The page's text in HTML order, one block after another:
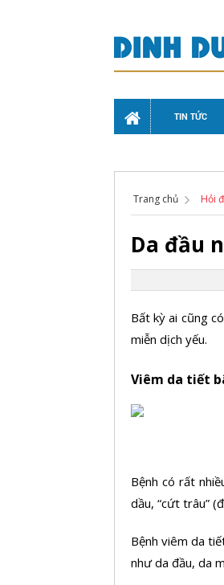
TIN TỨC
Trang chủ Hỏi
Da đầu
Bất kỳ ai cũng
miễn dịch yếu.
Viêm da tiết
Bệnh có rất
dầu, “cứt trâu”
Bệnh viêm da
như da đầu, da